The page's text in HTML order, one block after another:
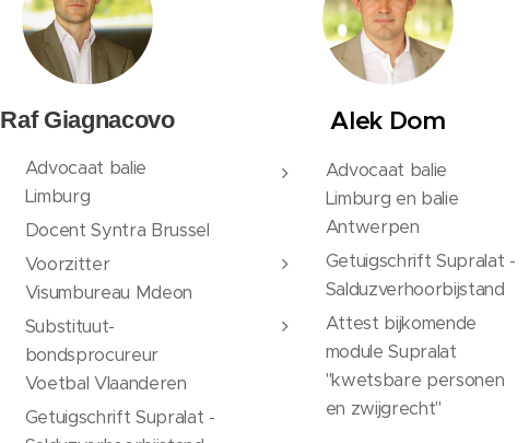
Raf Giagnacovo
Advocaat balie
Limburg
Docent Syntra Brussel
Voorzitter
Visumbureau Mdeon
Substituut-
bondsprocureur
Voetbal Vlaanderen
Getuigschrift Supralat -
Alek Dom
Advocaat balie
Limburg en balie
Antwerpen
Getuigschrift Supralat -
Salduzverhoorbijstand
Attest bijkomende
module Supralat
"kwetsbare personen
en zwijgrecht"